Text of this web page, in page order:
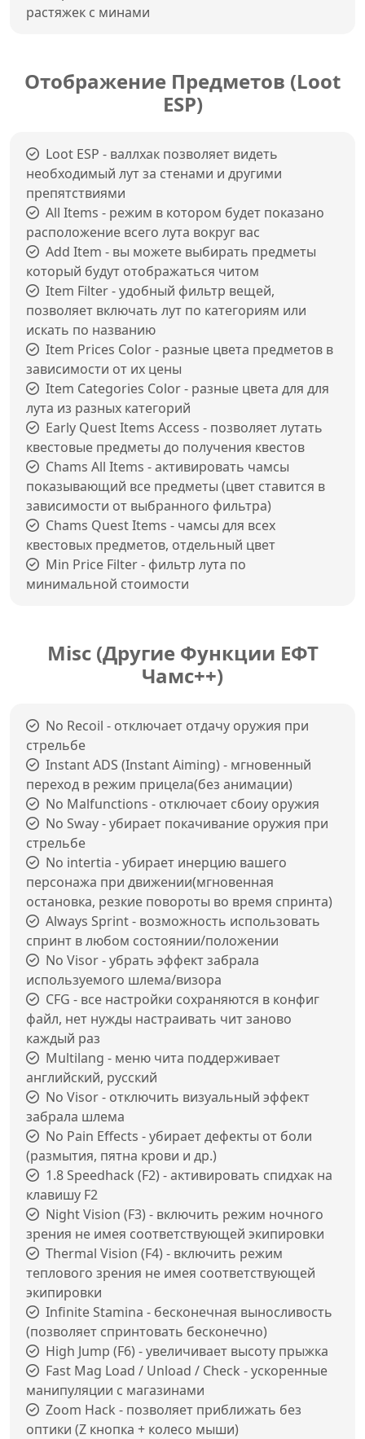
растяжек с минами
Отображение Предметов (Loot
ESP)
Loot ESP - валлхак позволяет видеть
необходимый лут за стенами и другими
препятствиями
All Items - режим в котором будет показано
расположение всего лута вокруг вас
Add Item - вы можете выбирать предметы
который будут отображаться читом
Item Filter - удобный фильтр вещей,
позволяет включать лут по категориям или
искать по названию
Item Prices Color - разные цвета предметов в
зависимости от их цены
Item Categories Color - разные цвета для для
лута из разных категорий
Early Quest Items Access - позволяет лутать
квестовые предметы до получения квестов
Chams All Items - активировать чамсы
показывающий все предметы (цвет ставится в
зависимости от выбранного фильтра)
Chams Quest Items - чамсы для всех
квестовых предметов, отдельный цвет
Min Price Filter - фильтр лута по
минимальной стоимости
Misc (Другие Функции ЕФТ
Чамс++)
No Recoil - отключает отдачу оружия при
стрельбе
Instant ADS (Instant Aiming) - мгновенный
переход в режим прицела(без анимации)
No Malfunctions - отключает сбоиу оружия
No Sway - убирает покачивание оружия при
стрельбе
No intertia - убирает инерцию вашего
персонажа при движении(мгновенная
остановка, резкие повороты во время спринта)
Always Sprint - возможность использовать
спринт в любом состоянии/положении
No Visor - убрать эффект забрала
используемого шлема/визора
CFG - все настройки сохраняются в конфиг
файл, нет нужды настраивать чит заново
каждый раз
Multilang - меню чита поддерживает
английский, русский
No Visor - отключить визуальный эффект
забрала шлема
No Pain Effects - убирает дефекты от боли
(размытия, пятна крови и др.)
1.8 Speedhack (F2) - активировать спидхак на
клавишу F2
Night Vision (F3) - включить режим ночного
зрения не имея соответствующей экипировки
Thermal Vision (F4) - включить режим
теплового зрения не имея соответствующей
экипировки
Infinite Stamina - бесконечная выносливость
(позволяет спринтовать бесконечно)
High Jump (F6) - увеличивает высоту прыжка
Fast Mag Load / Unload / Check - ускоренные
манипуляции с магазинами
Zoom Hack - позволяет приближать без
оптики (Z кнопка + колесо мыши)